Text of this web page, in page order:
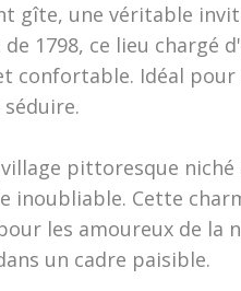
gîte, une véritable
1798, ce lieu
confortable. Idéal
pittoresque
inoubliable. Cette
les amoureux de la
un cadre paisible.